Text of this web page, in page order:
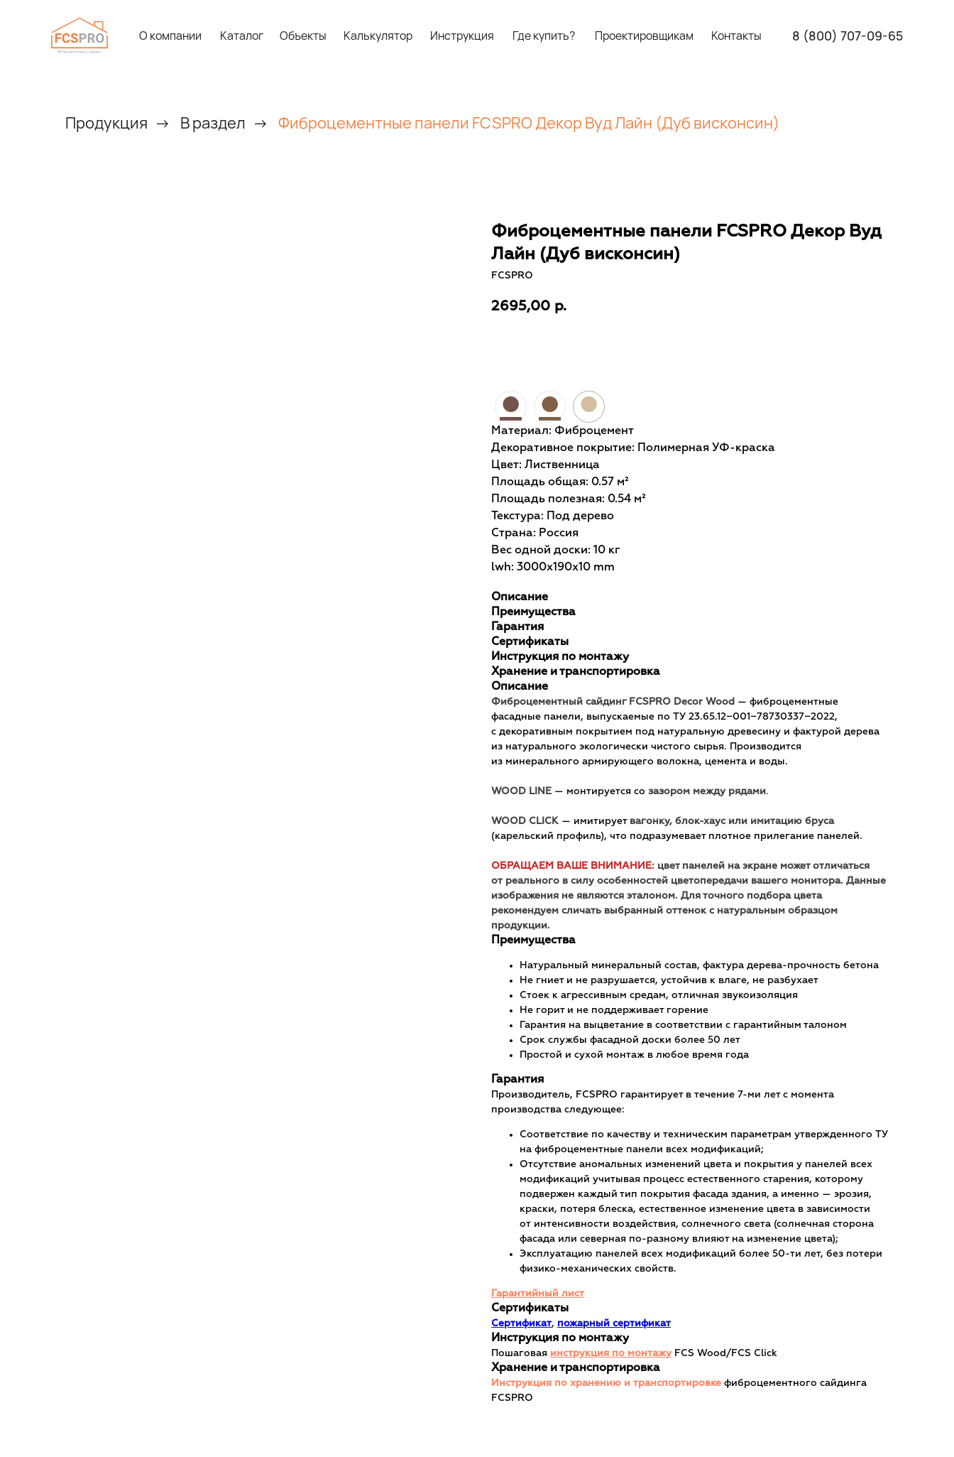
О компании Каталог Объекты Проектировщикам
Где купить?
Калькулятор Инструкция Контакты 8 (800) 707-09-65
Продукция → В раздел → Фиброцементные панели FCSPRO Декор Вуд Лайн (Дуб висконсин)
Фиброцементные панели FCSPRO Декор Вуд
Лайн (Дуб висконсин)
FCSPRO
2695,00 р.
● ● ●
Материал: Фиброцемент
Декоративное покрытие: Полимерная УФ-краска
Цвет: Лиственница
Площадь общая: 0.57 м²
Площадь полезная: 0.54 м²
Текстура: Под дерево
Страна: Россия
Вес одной доски: 10 кг
lwh: 3000x190x10 mm
Описание
Преимущества
Гарантия
Сертификаты
Инструкция по монтажу
Хранение и транспортировка
Описание
Фиброцементный сайдинг FCSPRO Decor Wood — фиброцементные
фасадные панели, выпускаемые по ТУ 23.65.12−001−78730337−2022,
с декоративным покрытием под натуральную древесину и фактурой дерева
из натурального экологически чистого сырья. Производится
из минерального армирующего волокна, цемента и воды.
WOOD LINE — монтируется со зазором между рядами.
WOOD CLICK — имитирует вагонку, блок-хаус или имитацию бруса
(карельский профиль), что подразумевает плотное прилегание панелей.
ОБРАЩАЕМ ВАШЕ ВНИМАНИЕ: цвет панелей на экране может отличаться
от реального в силу особенностей цветопередачи вашего монитора. Данные
изображения не являются эталоном. Для точного подбора цвета
рекомендуем сличать выбранный оттенок с натуральным образцом
продукции.
Преимущества
Натуральный минеральный состав, фактура дерева-прочность бетона
Не гниет и не разрушается, устойчив к влаге, не разбухает
Стоек к агрессивным средам, отличная звукоизоляция
Не горит и не поддерживает горение
Гарантия на выцветание в соответствии с гарантийным талоном
Срок службы фасадной доски более 50 лет
Простой и сухой монтаж в любое время года
Гарантия
Производитель, FCSPRO гарантирует в течение 7-ми лет с момента
производства следующее:
Соответствие по качеству и техническим параметрам утвержденного ТУ
на фиброцементные панели всех модификаций;
Отсутствие аномальных изменений цвета и покрытия у панелей всех
модификаций учитывая процесс естественного старения, которому
подвержен каждый тип покрытия фасада здания, а именно — эрозия,
краски, потеря блеска, естественное изменение цвета в зависимости
от интенсивности воздействия, солнечного света (солнечная сторона
фасада или северная по-разному влияют на изменение цвета);
Эксплуатацию панелей всех модификаций более 50-ти лет, без потери
физико-механических свойств.
Гарантийный лист
Сертификаты
Сертификат, пожарный сертификат
Инструкция по монтажу
Пошаговая инструкция по монтажу FCS Wood/FCS Click
Хранение и транспортировка
Инструкция по хранению и транспортировке фиброцементного сайдинга
FCSPRO